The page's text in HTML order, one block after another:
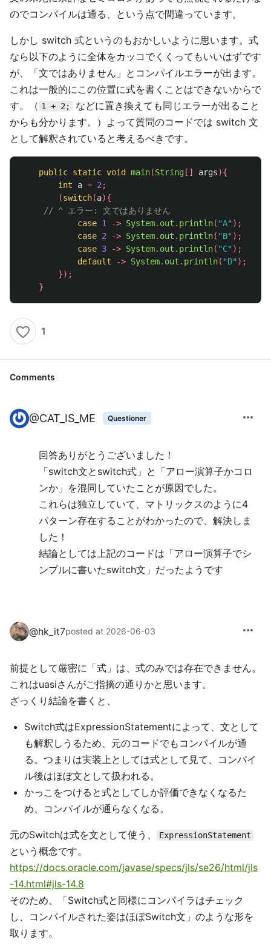
のでコンパイルは通る、という点で間違っています。
しかし switch 式というのもおかしいように思います。式
なら以下のように全体をカッコでくくってもいいはずです
が、「文ではありません」とコンパイルエラーが出ます。
これは一般的にこの位置に式を書くことはできないからで
す。（ 1 + 2;
などに置き換えても同じエラーが出ること
からも分かります。）よって質問のコードでは switch 文
として解釈されていると考えるべきです。
public static void main(String [] args){
int
a = 2 ;
(switch(a){
// ^ エラー: 文ではありません
case 1 -> System. out . println( "A" );
case 2 -> System. out . println( "B" );
case 3 -> System. out . println( "C" );
default
-> System. out . println( "D" );
});
}
1
Comments
@CAT_IS_ME Questioner more_horiz
回答ありがとうございました！
「switch文とswitch式」と「アロー演算子かコロ
ンか」を混同していたことが原因でした。
これらは独立していて、マトリックスのように4
パターン存在することがわかったので、解決しま
した！
結論としては上記のコードは「アロー演算子でシ
ンプルに書いたswitch文」だったようです
@hk_it7posted at 2026-06-03 more_horiz
前提として厳密に「式」は、式のみでは存在できません。
これはuasiさんがご指摘の通りかと思います。
ざっくり結論を書くと、
Switch式はExpressionStatementによって、文として
も解釈しうるため、元のコードでもコンパイルが通
る。つまりは実装上としては式として見て、コンパイ
ル後はほぼ文として扱われる。
かっこをつけると式としてしか評価できなくなるた
め、コンパイルが通らなくなる。
元のSwitchは式を文として使う、 ExpressionStatement
という概念です。
https://docs.oracle.com/javase/specs/jls/se26/html/jls
-14.html#jls-14.8
そのため、「Switch式と同様にコンパイラはチェック
し、コンパイルされた姿はほぼSwitch文」のような形を
取ります。